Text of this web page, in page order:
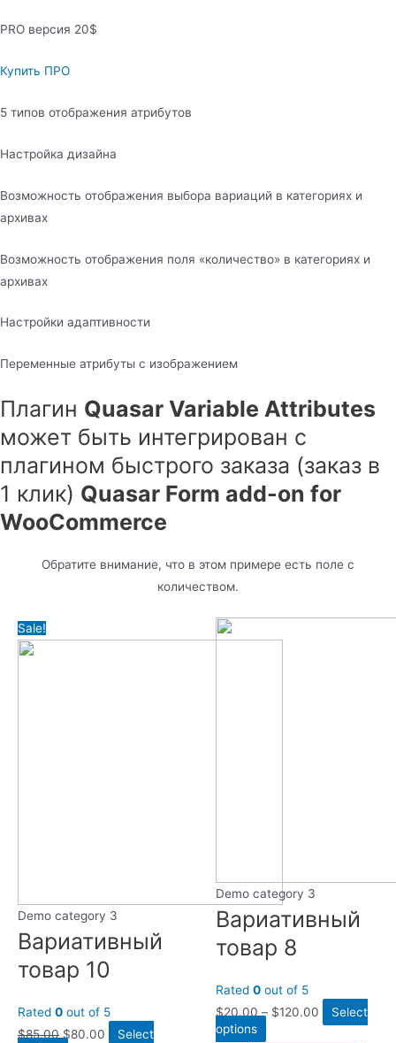
PRO версия 20$
Купить ПРО
5 типов отображения атрибутов
Настройка дизайна
Возможность отображения выбора вариаций в категориях и
архивах
Возможность отображения поля «количество» в категориях и
архивах
Настройки адаптивности
Переменные атрибуты с изображением
Плагин Quasar Variable Attributes
может быть интегрирован с
плагином быстрого заказа (заказ в
1 клик) Quasar Form add-on for
WooCommerce
Обратите внимание, что в этом примере есть поле с
количеством.
Sale!
Demo category 3
Вариативный
товар 10
Rated 0 out of 5
$85.00 $80.00
Select
Demo category 3
Вариативный
товар 8
Rated 0 out of 5
$20.00 – $120.00
Select
options